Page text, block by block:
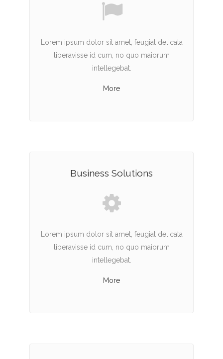
Lorem ipsum dolor sit amet, feugiat delicata
liberavisse id cum, no quo maiorum
intellegebat.
More
Business Solutions
Lorem ipsum dolor sit amet, feugiat delicata
liberavisse id cum, no quo maiorum
intellegebat.
More